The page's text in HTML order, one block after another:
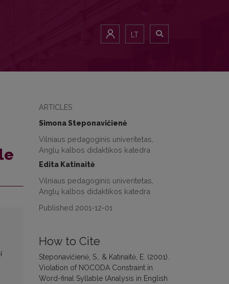
LT
ARTICLES
Simona Steponavičienė
Vilniaus pedagoginis univeritetas,
Anglų kalbos didaktikos katedra
Edita Katinaitė
Vilniaus pedagoginis univeritetas,
Anglų kalbos didaktikos katedra
Published 2001-12-01
How to Cite
Steponavičienė, S., & Katinaitė, E. (2001).
Violation of NOCODA Constraint in
Word-final Syllable (Analysis in English